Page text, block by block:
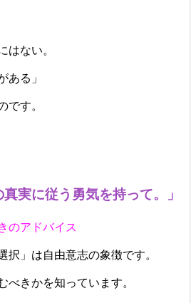
はない。
ある」
です。
真実に従う勇気を持って。」
のアドバイス
択」は自由意志の象徴です。
べきかを知っています。